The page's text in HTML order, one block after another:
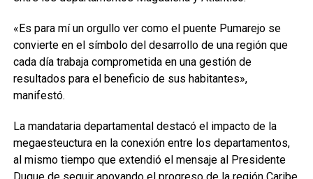
«Es para mí un orgullo ver como el puente Pumarejo se
convierte en el símbolo del desarrollo de una región que
cada día trabaja comprometida en una gestión de
resultados para el beneficio de sus habitantes»,
manifestó.
La mandataria departamental destacó el impacto de la
megaesteuctura en la conexión entre los departamentos,
al mismo tiempo que extendió el mensaje al Presidente